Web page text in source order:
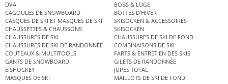
DVA
BOBS & LUGE
CAGOULES DE SNOWBOARD
BOTTES D’HIVER
CASQUES DE SKI ET MASQUES DE SKI
SKISOCKEN & ACCESSOIRES
CHAUSSETTES & CHAUSSONS
SKISOCKEN
CHAUSSURES DE SKI
CHAUSSURES DE SKI DE FOND
CHAUSSURES DE SKI DE RANDONNÉE
COMBINAISONS DE SKI
COUTEAUX & MULTITOOLS
FARTS & ENTRETIEN DES SKIS
GANTS DE SNOWBOARD
GILETS DE RANDONNÉE
EISHOCKEY
JUPES TOTAL
MASQUES DE SKI
MAILLOTS DE SKI DE FOND